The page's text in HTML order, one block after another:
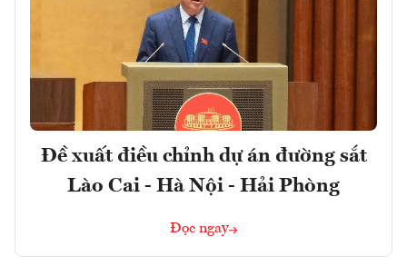
Đề xuất điều chỉnh dự án đường sắt
Lào Cai - Hà Nội - Hải Phòng
Đọc ngay